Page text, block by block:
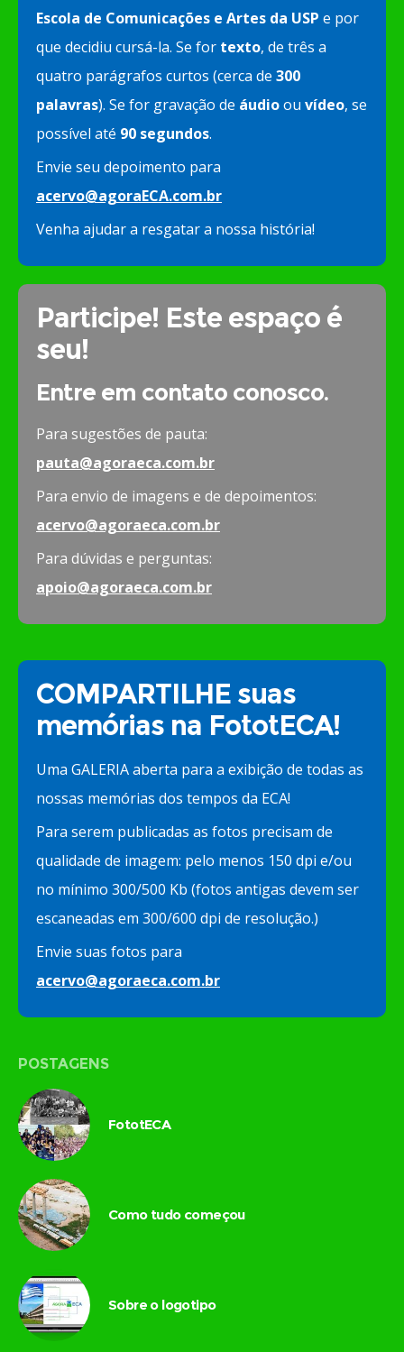
Escola de Comunicações e Artes da USP e por
que decidiu cursá-la. Se for texto, de três a
quatro parágrafos curtos (cerca de 300
palavras). Se for gravação de áudioou vídeo, se
possível até 90 segundos.
Envie seu depoimento para
acervo@agoraECA.com.br
Venha ajudar a resgatar a nossa história!
Participe! Este espaço é
seu!
Entre em contato conosco.
Para sugestões de pauta:
pauta@agoraeca.com.br
Para envio de imagens e de depoimentos:
acervo@agoraeca.com.br
Para dúvidas e perguntas:
apoio@agoraeca.com.br
COMPARTILHE suas
memórias na FototECA!
Uma GALERIA aberta para a exibição de todas as
nossas memórias dos tempos da ECA!
Para serem publicadas as fotos precisam de
qualidade de imagem: pelo menos 150 dpi e/ou
no mínimo 300/500 Kb (fotos antigas devem ser
escaneadas em 300/600 dpi de resolução.)
Envie suas fotos para
acervo@agoraeca.com.br
POSTAGENS
FototECA
Como tudo começou
Sobre o logotipo